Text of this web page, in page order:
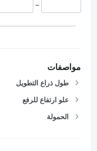
–
مواصفات
طول ذراع التطويل
علو ارتفاع للرفع
الحمولة